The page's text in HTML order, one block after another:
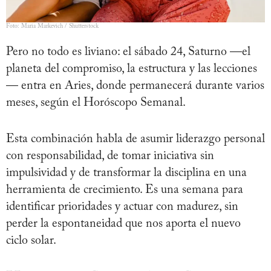
Foto: Maria Markevich / Shutterstock
Pero no todo es liviano: el sábado 24, Saturno —el
planeta del compromiso, la estructura y las lecciones
— entra en Aries, donde permanecerá durante varios
meses, según el Horóscopo Semanal.
Esta combinación habla de asumir liderazgo personal
con responsabilidad, de tomar iniciativa sin
impulsividad y de transformar la disciplina en una
herramienta de crecimiento. Es una semana para
identificar prioridades y actuar con madurez, sin
perder la espontaneidad que nos aporta el nuevo
ciclo solar.